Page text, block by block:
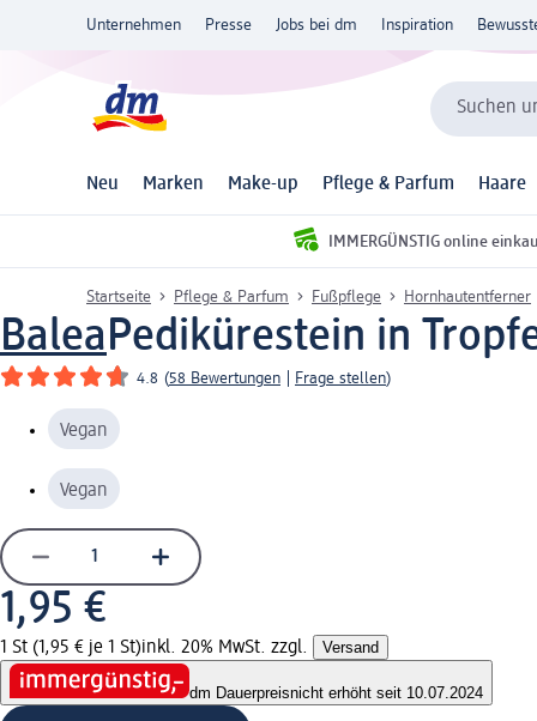
Unternehmen Presse Jobs bei dm Inspiration
Suchen
Neu Marken Make-up Pflege & Parfum Haare
IMMERGÜNSTIG online
Startseite Pflege & Parfum Fußpflege Hornhautentferner
BaleaPedikürestein in
4.8 (58 Bewertungen Frage stellen)
Vegan
Vegan
1,95 €
1 St (1,95 € je 1 St)inkl. 20% MwSt. zzgl. Versand
dm Dauerpreisnicht erhöht seit 10.07.2024